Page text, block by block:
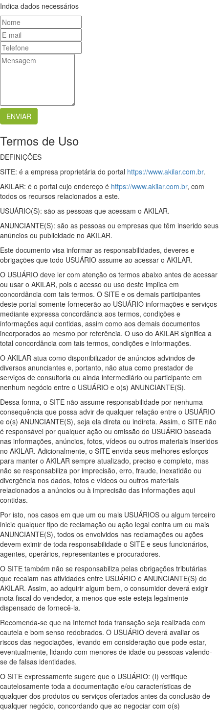
Indica dados necessários
Termos de Uso
DEFINIÇÕES
SITE: é a empresa proprietária do portal https://www.akilar.com.br.
AKILAR: é o portal cujo endereço é https://www.akilar.com.br, com
todos os recursos relacionados a este.
USUÁRIO(S): são as pessoas que acessam o AKILAR.
ANUNCIANTE(S): são as pessoas ou empresas que têm inserido seus
anúncios ou publicidade no AKILAR.
Este documento visa informar as responsabilidades, deveres e
obrigações que todo USUÁRIO assume ao acessar o AKILAR.
O USUÁRIO deve ler com atenção os termos abaixo antes de acessar
ou usar o AKILAR, pois o acesso ou uso deste implica em
concordância com tais termos. O SITE e os demais participantes
deste portal somente fornecerão ao USUÁRIO informações e serviços
mediante expressa concordância aos termos, condições e
informações aqui contidas, assim como aos demais documentos
incorporados ao mesmo por referência. O uso do AKILAR significa a
total concordância com tais termos, condições e informações.
O AKILAR atua como disponibilizador de anúncios advindos de
diversos anunciantes e, portanto, não atua como prestador de
serviços de consultoria ou ainda intermediário ou participante em
nenhum negócio entre o USUÁRIO e o(s) ANUNCIANTE(S).
Dessa forma, o SITE não assume responsabilidade por nenhuma
consequência que possa advir de qualquer relação entre o USUÁRIO
e o(s) ANUNCIANTE(S), seja ela direta ou indireta. Assim, o SITE não
é responsável por qualquer ação ou omissão do USUÁRIO baseada
nas informações, anúncios, fotos, vídeos ou outros materiais inseridos
no AKILAR. Adicionalmente, o SITE envida seus melhores esforços
para manter o AKILAR sempre atualizado, preciso e completo, mas
não se responsabiliza por imprecisão, erro, fraude, inexatidão ou
divergência nos dados, fotos e vídeos ou outros materiais
relacionados a anúncios ou à imprecisão das informações aqui
contidas.
Por isto, nos casos em que um ou mais USUÁRIOS ou algum terceiro
inicie qualquer tipo de reclamação ou ação legal contra um ou mais
ANUNCIANTE(S), todos os envolvidos nas reclamações ou ações
devem eximir de toda responsabilidade o SITE e seus funcionários,
agentes, operários, representantes e procuradores.
O SITE também não se responsabiliza pelas obrigações tributárias
que recaiam nas atividades entre USUÁRIO e ANUNCIANTE(S) do
AKILAR. Assim, ao adquirir algum bem, o consumidor deverá exigir
nota fiscal do vendedor, a menos que este esteja legalmente
dispensado de fornecê-la.
Recomenda-se que na Internet toda transação seja realizada com
cautela e bom senso redobrados. O USUÁRIO deverá avaliar os
riscos das negociações, levando em consideração que pode estar,
eventualmente, lidando com menores de idade ou pessoas valendo-
se de falsas identidades.
O SITE expressamente sugere que o USUÁRIO: (I) verifique
cautelosamente toda a documentação e/ou características de
qualquer dos produtos ou serviços ofertados antes da conclusão de
qualquer negócio, concordando que ao negociar com o(s)